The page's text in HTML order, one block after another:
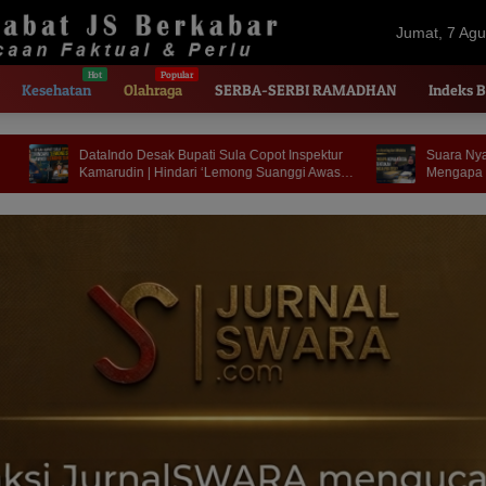
Jumat, 7
Kesehatan Olahraga SERBA-SERBI RAMADHAN Indeks
Sula Copot Inspektur
Suanggi Awasi
Suara Nyaring dari Wailoba | Masmina :
Mengapa Nasib Kades Desa Ditentukan di
Meja Politisi?